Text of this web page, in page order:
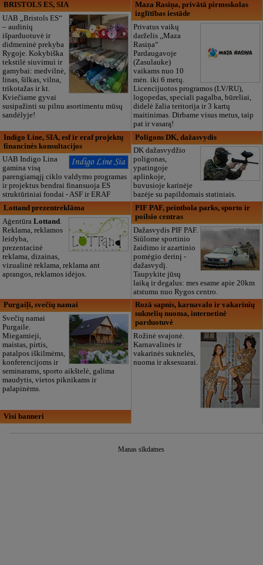
BRISTOLS ES, SIA
UAB „Bristols ES“
– audinių
išparduotuvė ir
didmeninė prekyba
Rygoje. Kokybiška
tekstilė siuvimui ir
gamybai: medvilnė,
linas, šilkas, vilna,
trikotažas ir kt.
Kviečiame gyvai
susipažinti su pilnu asortimentu mūsų
sandėlyje!
Maza Rasiņa, privātā pirmsskolas
izglītības iestāde
Privatus vaikų
darželis „Maza
Rasiņa“
Pardaugavoje
(Zasulauke)
vaikams nuo 10
mėn. iki 6 metų.
Licencijuotos programos (LV/RU),
logopedas, speciali pagalba, būreliai,
didelė žalia teritorija ir 3 kartų
maitinimas. Dirbame visus metus, taip
pat ir vasarą!
Indigo Line, SIA, esf ir eraf projektų
financinės konsultacijos
UAB Indigo Lina
gamina visą
parengiamąjį ciklo valdymo programas
ir projektus bendrai finansuoja ES
struktūriniai fondai - ASF ir ERAF
Poligons DK, dažasvydis
DK dažasvydžio
poligonas,
ypatingoje
aplinkoje,
buvusioje karinėje
bazėje su papildomais statiniais.
Lottand prezentreklāma
Aģentūra Lottand.
Reklama, reklamos
leidyba,
prezentacinė
reklama, dizainas,
vizualinė reklama, reklama ant
aprangos, reklamos idėjos.
PIF PAF, peintbola parks, sporto ir
poilsio centras
Dažasvydis PIF PAF.
Siūlome sportinio
žaidimo ir azartinio
pomėgio derinį -
dažasvydį.
Taupykite jūsų
laiką ir degalus: mes esame apie 20km
atstumu nuo Rygos centro.
Purgaiļi, svečių namai
Svečių namai
Purgaile.
Miegamieji,
maistas, pirtis,
patalpos iškilmėms,
konferencijoms ir
seminarams, sporto aikštelė, galima
maudytis, vietos piknikams ir
palapinėms.
Rozā sapnis, karnavalo ir vakarinių
suknelių nuoma, internetinė
parduotuvė
Rožinė svajonė.
Karnavalinės ir
vakarinės suknelės,
nuoma ir aksesuarai.
Visi banneri
Manas sīkdatnes